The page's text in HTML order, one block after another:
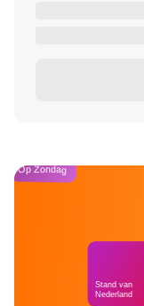
Op Zondag
Stand van
Nederland